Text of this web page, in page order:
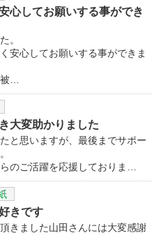
心してお願いする事ができ
。
安心してお願いする事ができま
…
大変助かりました
と思いますが、最後までサポー
のご活躍を応援しておりま…
きです
きました山田さんには大変感謝